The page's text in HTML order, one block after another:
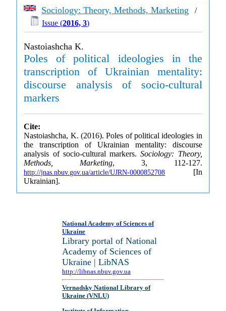
Sociology: Theory, Methods, Marketing /
Issue (2016, 3)
Nastoiashcha K.
Poles of political ideologies in the
transcription of Ukrainian mentality:
discourse analysis of socio-cultural
markers
Cite:
Nastoiashcha, K. (2016). Poles of political ideologies in
the transcription of Ukrainian mentality: discourse
analysis of socio-cultural markers.Sociology: Theory,
Methods, Marketing, 3, 112-127.
http://jnas.nbuv.gov.ua/article/UJRN-0000852708 [In
Ukrainian].
National Academy of Sciences of
Ukraine
Library portal of National
Academy of Sciences of
Ukraine | LibNAS
http://libnas.nbuv.gov.ua
Vernadsky National Library of
Ukraine (VNLU)